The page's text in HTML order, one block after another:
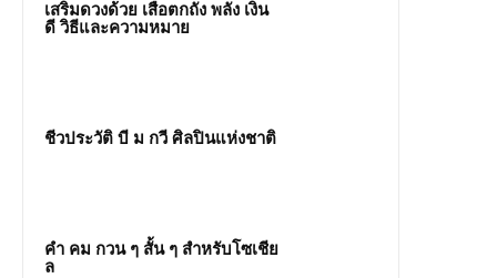
เสริมดวงด้วย เสือตกถัง พลัง เงิน
ดี วิธีและความหมาย
ชีวประวัติ บี ม กวี ศิลปินแห่งชาติ
คํา คม กวน ๆ สั้น ๆ สำหรับโซเชีย
ล